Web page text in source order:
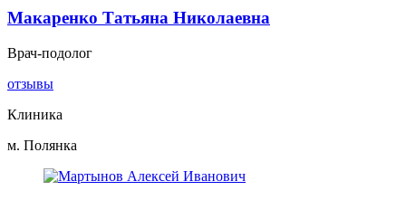
Макаренко Татьяна Николаевна
Врач-подолог
отзывы
Клиника
м. Полянка